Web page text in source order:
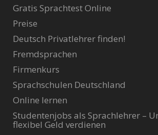
Gratis Sprachtest Online
Preise
Deutsch Privatlehrer finden!
Fremdsprachen
Firmenkurs
Sprachschulen Deutschland
Online lernen
Studentenjobs als Sprachlehrer –
flexibel Geld verdienen